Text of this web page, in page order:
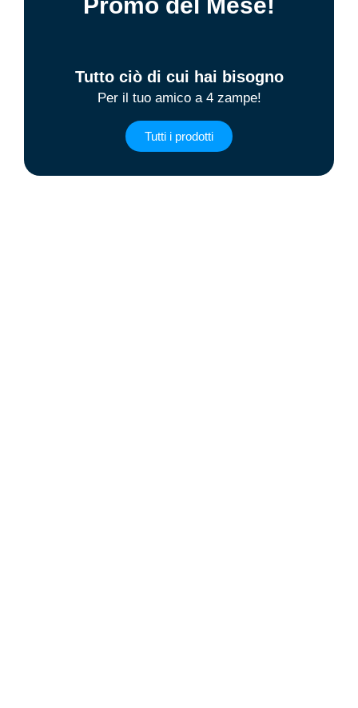
Tutto ciò di cui hai bisogno
Per il tuo amico a 4 zampe!
Tutti i prodotti